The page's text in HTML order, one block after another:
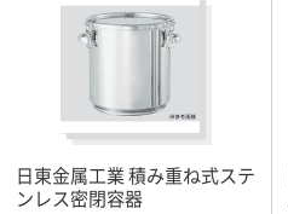
日東金属工業 積み重ね式ステ
ンレス密閉容器